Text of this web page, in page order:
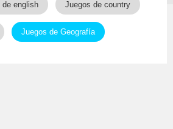
de english Juegos de country
Juegos de Geografía